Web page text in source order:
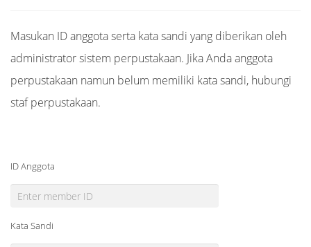
Masukan ID anggota serta kata sandi yang diberikan oleh
administrator sistem perpustakaan. Jika Anda anggota
perpustakaan namun belum memiliki kata sandi, hubungi
staf perpustakaan.
ID Anggota
Kata Sandi